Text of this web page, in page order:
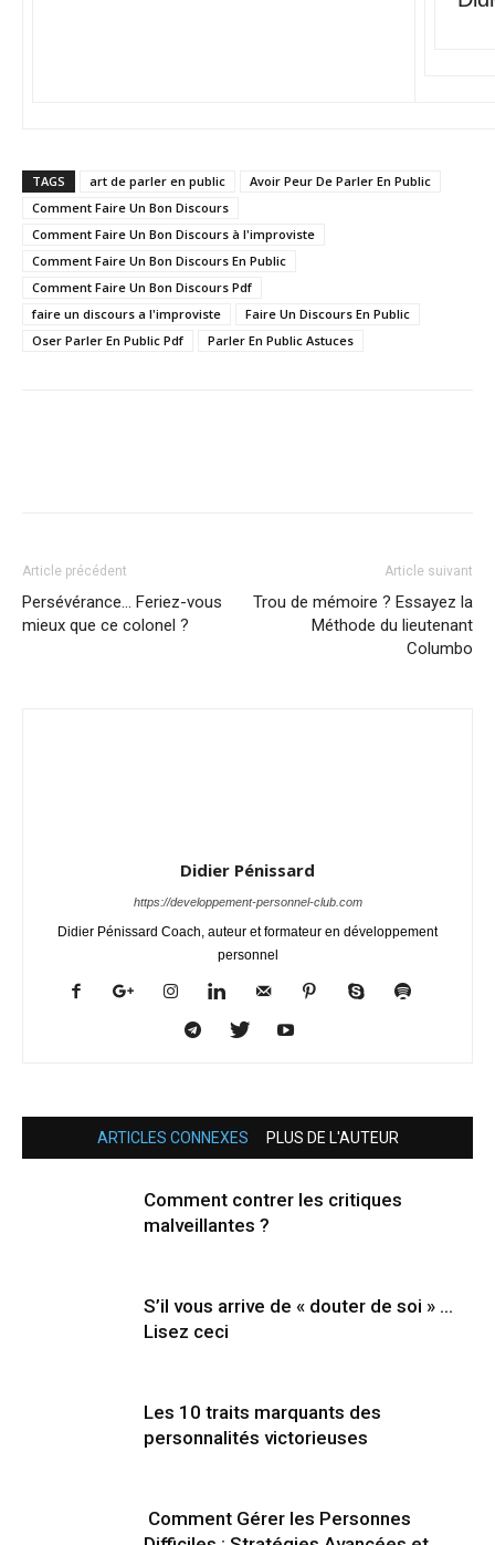
TAGS art de parler en public
Avoir Peur De Parler En Public
Comment Faire Un Bon Discours
Comment Faire Un Bon Discours à l'improviste
Comment Faire Un Bon Discours En Public
Comment Faire Un Bon Discours Pdf
faire un discours a l'improviste
Faire Un Discours En Public
Oser Parler En Public Pdf
Parler En Public Astuces
Article précédent
Persévérance… Feriez-vous
mieux que ce colonel ?
Article suivant
Trou de mémoire ? Essayez la
Méthode du lieutenant
Columbo
Didier Pénissard
https://developpement-personnel-club.com
Didier Pénissard Coach, auteur et formateur en développement
personnel
ARTICLES CONNEXES PLUS DE L'AUTEUR
Comment contrer les critiques
malveillantes ?
S’il vous arrive de « douter de soi » …
Lisez ceci
Les 10 traits marquants des
personnalités victorieuses
Comment Gérer les Personnes